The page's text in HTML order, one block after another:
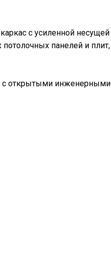
с усиленной несущей
панелей и плит,
с открытыми инженерными